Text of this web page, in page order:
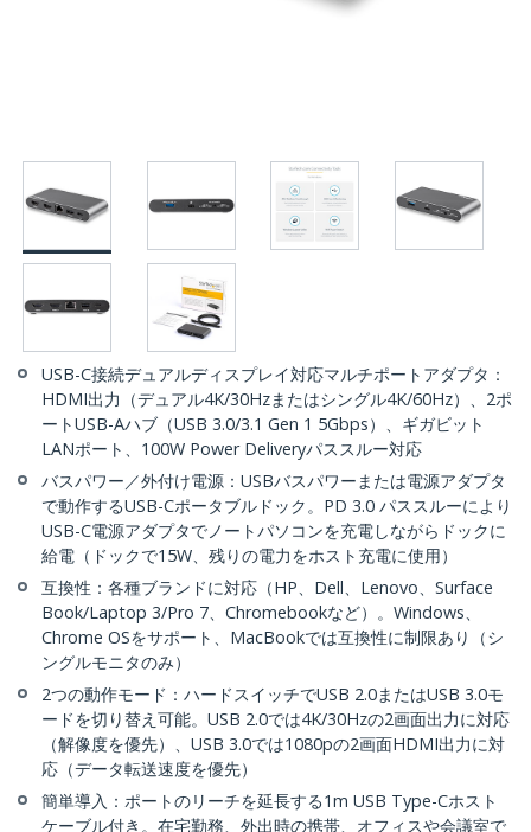
USB-C接続デュアルディスプレイ対応マルチポートアダプタ：
HDMI出力（デュアル4K/30Hzまたはシングル4K/60Hz）、2ポ
ートUSB-Aハブ（USB 3.0/3.1 Gen 1 5Gbps）、ギガビット
LANポート、100W Power Deliveryパススルー対応
バスパワー／外付け電源：USBバスパワーまたは電源アダプタ
で動作するUSB-Cポータブルドック。PD 3.0 パススルーにより
USB-C電源アダプタでノートパソコンを充電しながらドックに
給電（ドックで15W、残りの電力をホスト充電に使用）
互換性：各種ブランドに対応（HP、Dell、Lenovo、Surface
Book/Laptop 3/Pro 7、Chromebookなど）。Windows、
Chrome OSをサポート、MacBookでは互換性に制限あり（シ
ングルモニタのみ）
2つの動作モード：ハードスイッチでUSB 2.0またはUSB 3.0モ
ードを切り替え可能。USB 2.0では4K/30Hzの2画面出力に対応
（解像度を優先）、USB 3.0では1080pの2画面HDMI出力に対
応（データ転送速度を優先）
簡単導入：ポートのリーチを延長する1m USB Type-Cホスト
ケーブル付き。在宅勤務、外出時の携帯、オフィスや会議室で